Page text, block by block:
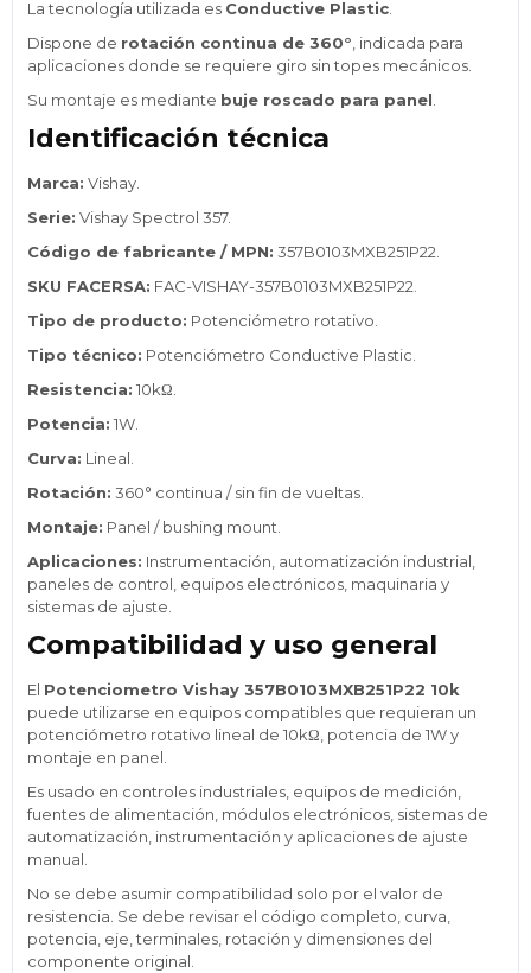
La tecnología utilizada es Conductive Plastic
Dispone de rotación continua de 360° , indicada para
aplicaciones donde se requiere giro sin topes mecánicos.
Su montaje es mediante buje roscado para panel
Identificación técnica
Marca: Vishay.
Serie: Vishay Spectrol 357.
Código de fabricante / MPN: 357B0103MXB251P22.
SKU FACERSA: FAC-VISHAY-357B0103MXB251P22.
Tipo de producto: Potenciómetro rotativo.
Tipo técnico: Potenciómetro Conductive Plastic.
Resistencia: 10kΩ.
Potencia: 1W.
Curva: Lineal.
Rotación: 360° continua / sin fin de vueltas.
Montaje: Panel / bushing mount.
Aplicaciones: Instrumentación, automatización industrial,
paneles de control, equipos electrónicos, maquinaria y
sistemas de ajuste.
Compatibilidad y uso general
El Potenciometro Vishay 357B0103MXB251P22 10k
puede utilizarse en equipos compatibles que requieran un
potenciómetro rotativo lineal de 10kΩ, potencia de 1W y
montaje en panel.
Es usado en controles industriales, equipos de medición,
fuentes de alimentación, módulos electrónicos, sistemas de
automatización, instrumentación y aplicaciones de ajuste
manual.
No se debe asumir compatibilidad solo por el valor de
resistencia. Se debe revisar el código completo, curva,
potencia, eje, terminales, rotación y dimensiones del
componente original.